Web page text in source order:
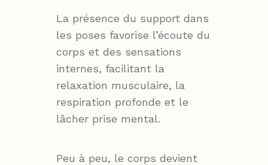
La présence du support dans
les poses favorise l’écoute du
corps et des sensations
internes, facilitant la
relaxation musculaire, la
respiration profonde et le
lâcher prise mental.
Peu à peu, le corps devient